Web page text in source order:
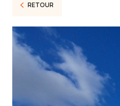
RETOUR